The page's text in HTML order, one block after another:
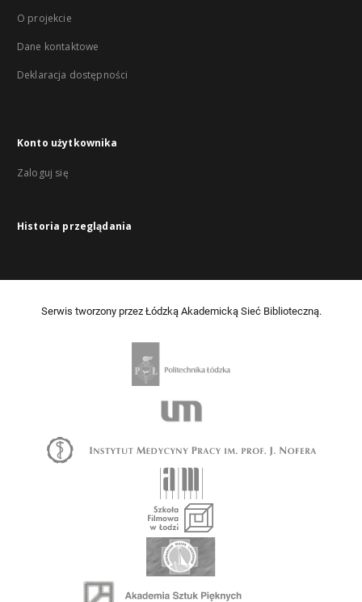
O projekcie
Dane kontaktowe
Deklaracja dostępności
Konto użytkownika
Zaloguj się
Historia przeglądania
Serwis tworzony przez Łódzką Akademicką Sieć Biblioteczną.